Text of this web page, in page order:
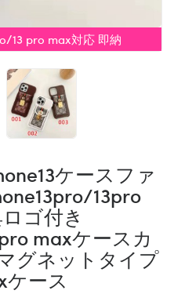
13 pro max対応 即納
ケースファ
13pro
ゴ付き
maxケースカ
グネットタイプ
ケース